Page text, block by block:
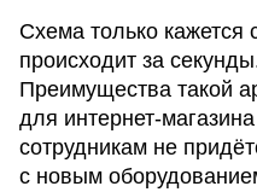
Схема только кажется
происходит за
Преимущества такой
для интернет-
сотрудникам не
с новым